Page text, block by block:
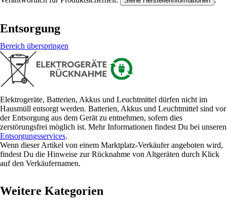
Entsorgung
Bereich überspringen
Elektrogeräte, Batterien, Akkus und Leuchtmittel dürfen nicht im
Hausmüll entsorgt werden. Batterien, Akkus und Leuchtmittel sind vor
der Entsorgung aus dem Gerät zu entnehmen, sofern dies
zerstörungsfrei möglich ist. Mehr Informationen findest Du bei unseren
Entsorgungsservices.
Wenn dieser Artikel von einem Marktplatz-Verkäufer angeboten wird,
findest Du die Hinweise zur Rücknahme von Altgeräten durch Klick
auf den Verkäufernamen.
Weitere Kategorien